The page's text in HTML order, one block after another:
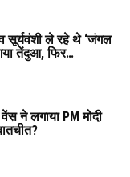
सूर्यवंशी ले रहे थे ‘जंगल
तेंदुआ, फिर…
ने लगाया PM मोदी